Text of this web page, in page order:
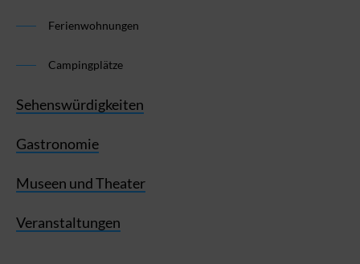
Ferienwohnungen
Campingplätze
Sehenswürdigkeiten
Gastronomie
Museen und Theater
Veranstaltungen